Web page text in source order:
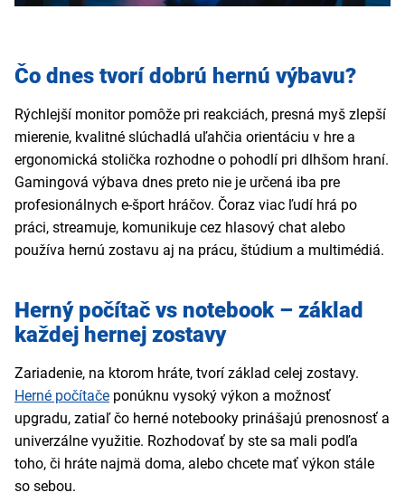
Čo dnes tvorí dobrú hernú výbavu?
Rýchlejší monitor pomôže pri reakciách, presná myš zlepší
mierenie, kvalitné slúchadlá uľahčia orientáciu v hre a
ergonomická stolička rozhodne o pohodlí pri dlhšom hraní.
Gamingová výbava dnes preto nie je určená iba pre
profesionálnych e-šport hráčov. Čoraz viac ľudí hrá po
práci, streamuje, komunikuje cez hlasový chat alebo
používa hernú zostavu aj na prácu, štúdium a multimédiá.
Herný počítač vs notebook – základ
každej hernej zostavy
Zariadenie, na ktorom hráte, tvorí základ celej zostavy.
Herné počítače ponúknu vysoký výkon a možnosť
upgradu, zatiaľ čo herné notebooky prinášajú prenosnosť a
univerzálne využitie. Rozhodovať by ste sa mali podľa
toho, či hráte najmä doma, alebo chcete mať výkon stále
so sebou.